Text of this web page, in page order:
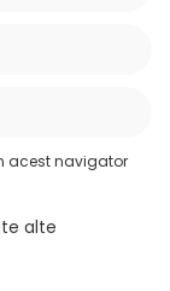
acest navigator
alte